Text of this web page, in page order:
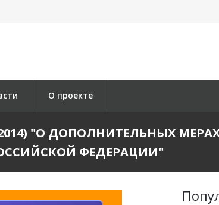
О проекте
"О ДОПОЛНИТЕЛЬНЫХ
ФЕДЕРАЦИИ"